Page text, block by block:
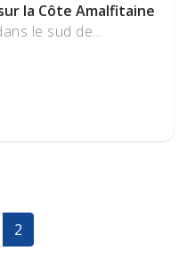
la Côte Amalfitaine
le sud de...
2
(current)